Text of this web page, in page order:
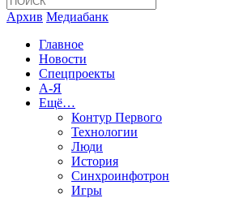
Архив Медиабанк
Главное
Новости
Спецпроекты
А-Я
Ещё…
Контур Первого
Технологии
Люди
История
Синхроинфотрон
Игры